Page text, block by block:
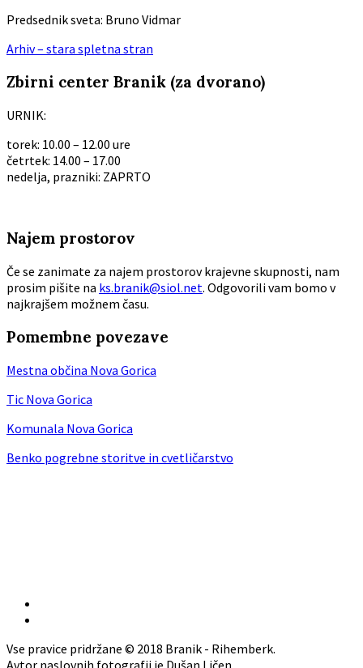
Predsednik sveta: Bruno Vidmar
Arhiv – stara spletna stran
Zbirni center Branik (za dvorano)
URNIK:
torek: 10.00 – 12.00 ure
četrtek: 14.00 – 17.00
nedelja, prazniki: ZAPRTO
Najem prostorov
Če se zanimate za najem prostorov krajevne skupnosti, nam
prosim pišite na ks.branik@siol.net. Odgovorili vam bomo v
najkrajšem možnem času.
Pomembne povezave
Mestna občina Nova Gorica
Tic Nova Gorica
Komunala Nova Gorica
Benko pogrebne storitve in cvetličarstvo
Vse pravice pridržane © 2018 Branik - Rihemberk.
Avtor naslovnih fotografij je Dušan Ličen.